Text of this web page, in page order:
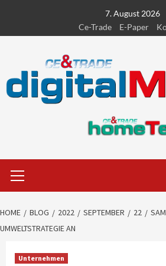
content
7. August 2026
Ce-Trade
E-Paper
Menu
HOME BLOG 2022 SEPTEMBER 22
UMWELTSTRATEGIE AN
Unternehmen